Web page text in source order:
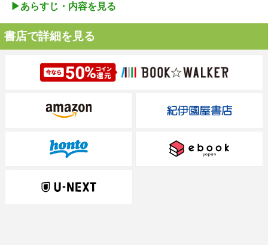
▶︎あらすじ・内容を見る
書店で詳細を見る